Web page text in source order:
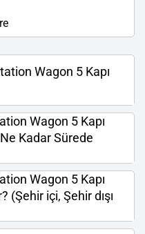
Wagon 5 Kapı
Wagon 5 Kapı
Kadar Sürede
Wagon 5 Kapı
(Şehir içi, Şehir dışı